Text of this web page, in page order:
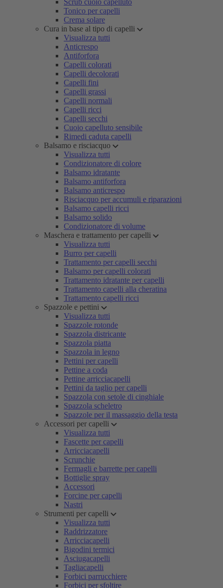
Scrub cuoio capelluto
Tonico per capelli
Crema solare
Cura in base al tipo di capelli
Visualizza tutti
Anticrespo
Antiforfora
Capelli colorati
Capelli decolorati
Capelli fini
Capelli grassi
Capelli normali
Capelli ricci
Capelli secchi
Cuoio capelluto sensibile
Rimedi caduta capelli
Balsamo e risciacquo
Visualizza tutti
Condizionatore di colore
Balsamo idratante
Balsamo antiforfora
Balsamo anticrespo
Risciacquo per accumuli e riparazioni
Balsamo capelli ricci
Balsamo solido
Condizionatore di volume
Maschera e trattamento per capelli
Visualizza tutti
Burro per capelli
Trattamento per capelli secchi
Balsamo per capelli colorati
Trattamento idratante per capelli
Trattamento capelli alla cheratina
Trattamento capelli ricci
Spazzole e pettini
Visualizza tutti
Spazzole rotonde
Spazzola districante
Spazzola piatta
Spazzola in legno
Pettini per capelli
Pettine a coda
Pettine arricciacapelli
Pettini da taglio per capelli
Spazzola con setole di cinghiale
Spazzola scheletro
Spazzole per il massaggio della testa
Accessori per capelli
Visualizza tutti
Fascette per capelli
Arricciacapelli
Scrunchie
Fermagli e barrette per capelli
Bottiglie spray
Accessori
Forcine per capelli
Nastri
Strumenti per capelli
Visualizza tutti
Raddrizzatore
Arricciacapelli
Bigodini termici
Asciugacapelli
Tagliacapelli
Forbici parrucchiere
Forbici per sfoltire